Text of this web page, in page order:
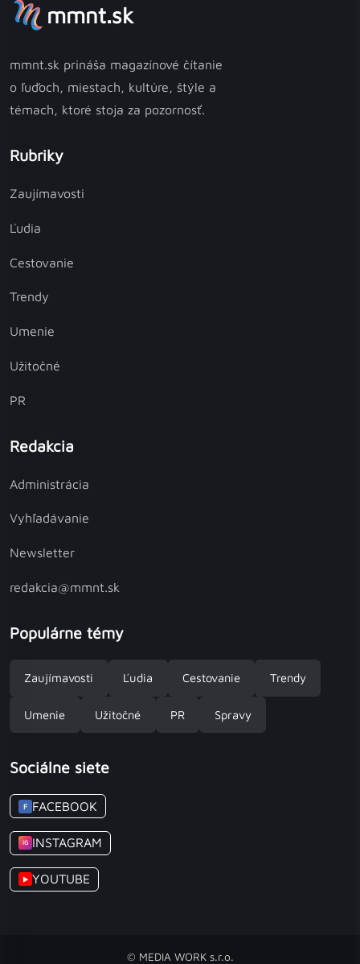
mmnt.sk
mmnt.sk prináša magazínové čítanie
o ľuďoch, miestach, kultúre, štýle a
témach, ktoré stoja za pozornosť.
Rubriky
Zaujímavosti
Ľudia
Cestovanie
Trendy
Umenie
Užitočné
PR
Redakcia
Administrácia
Vyhľadávanie
Newsletter
redakcia@mmnt.sk
Populárne témy
Zaujímavosti Ľudia Cestovanie Trendy
Umenie Užitočné PR Spravy
Sociálne siete
F FACEBOOK
IG INSTAGRAM
▶ YOUTUBE
© MEDIA WORK s.r.o.